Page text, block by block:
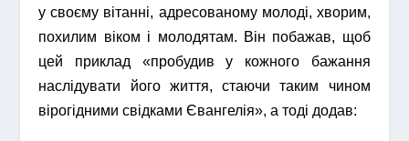
у своєму вітанні, адресованому молоді, хворим,
похилим віком і молодятам. Він побажав, щоб
цей приклад «пробудив у кожного бажання
наслідувати його життя, стаючи таким чином
вірогідними свідками Євангелія», а тоді додав: